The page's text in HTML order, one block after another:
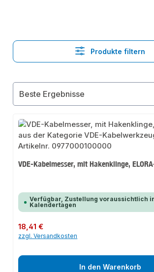
Produkte filtern
VDE-Kabelmesser, mit Hakenklinge,
Verfügbar, Zustellung voraussichtlich
Kalendertagen
Regulärer Preis:
18,41 €
zzgl. Versandkosten
In den Warenkorb